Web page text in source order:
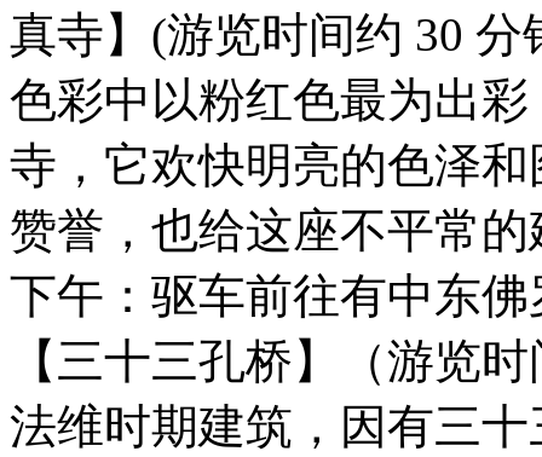
真寺】(游览时间约 30
⾊彩中以粉红⾊最为出
寺，它欢快明亮的⾊泽
赞誉，也给这座不平常
下午：驱车前往有中东
【三十三孔桥】（游览
法维时期建筑，因有三